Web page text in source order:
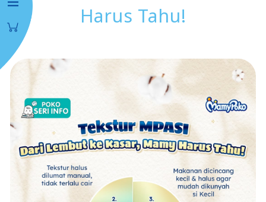
Harus Tahu!